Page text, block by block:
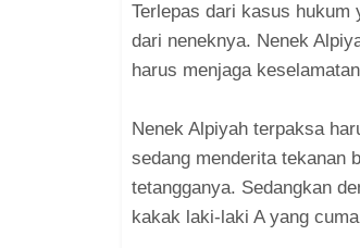
Terlepas dari kasus hukum
dari neneknya. Nenek
harus menjaga
Nenek Alpiyah terpaksa
sedang menderita tekanan
tetangganya. Sedangkan
kakak laki-laki A yang